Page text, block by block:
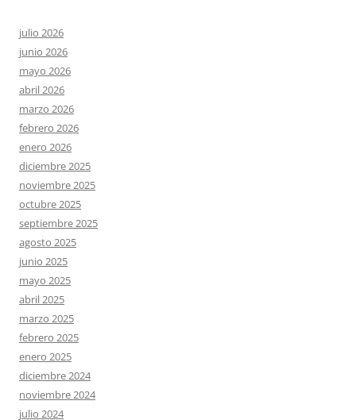
julio 2026
junio 2026
mayo 2026
abril 2026
marzo 2026
febrero 2026
enero 2026
diciembre 2025
noviembre 2025
octubre 2025
septiembre 2025
agosto 2025
junio 2025
mayo 2025
abril 2025
marzo 2025
febrero 2025
enero 2025
diciembre 2024
noviembre 2024
julio 2024